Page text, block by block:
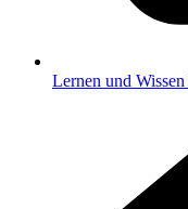
Lernen und Wissen